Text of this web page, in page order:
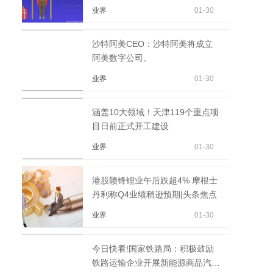
业界 01-30
沙特阿美CEO：沙特阿美将成立
阿美数字公司。
业界 01-30
涵盖10大领域！天津119个重点项
目日前正式开工建设
业界 01-30
港股赣锋锂业午后跌超4% 摩根士
丹利称Q4业绩稍逊预期|头条焦点
业界 01-30
今日快看!国家铁路局：积极鼓励
铁路运输企业开展新能源商品汽车